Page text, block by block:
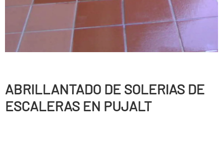
ABRILLANTADO DE SOLERIAS DE
ESCALERAS EN PUJALT